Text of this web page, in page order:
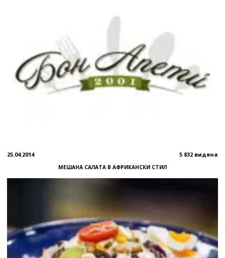
25.04.2014 5 832 видяна
МЕШАНА САЛАТА В АФРИКАНСКИ СТИЛ